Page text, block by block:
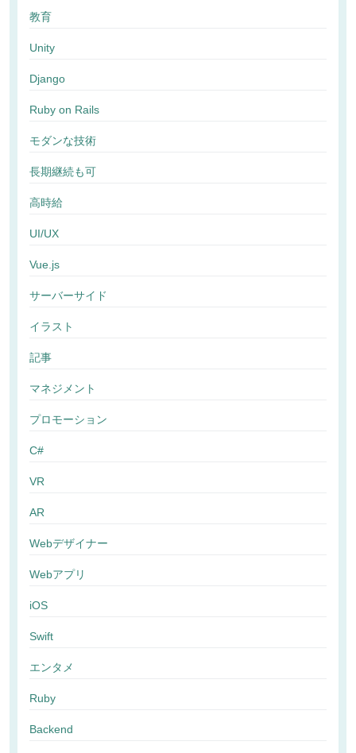
教育
Unity
Django
Ruby on Rails
モダンな技術
長期継続も可
高時給
UI/UX
Vue.js
サーバーサイド
イラスト
記事
マネジメント
プロモーション
C#
VR
AR
Webデザイナー
Webアプリ
iOS
Swift
エンタメ
Ruby
Backend